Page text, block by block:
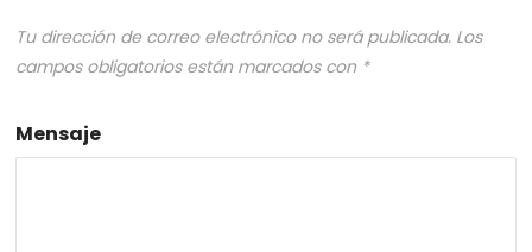
Tu dirección de correo electrónico no será publicada. Los
campos obligatorios están marcados con *
Mensaje